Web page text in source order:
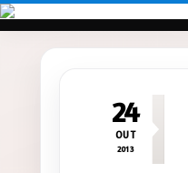
Pular para o conteúdo
24
OUT
2013